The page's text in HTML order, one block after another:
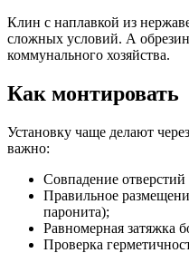
Клин с наплавкой из
сложных условий. А
коммунального хозяйства.
Как монтировать
Установку чаще делают
важно:
Совпадение
Правильное
паронита);
Равномерная затяжка
Проверка